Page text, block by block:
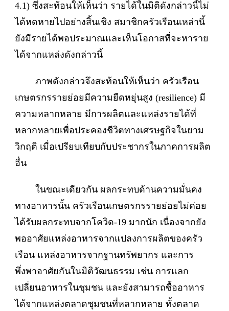
4.1) ซึ่งสะท้อนให้เห็นว่า รายได้ในมิติดังกล่าวนี้ไม่
ได้หดหายไปอย่างสิ้นเชิง สมาชิกครัวเรือนเหล่านี้
ยังมีรายได้พอประมาณและเห็นโอกาสที่จะหาราย
ได้จากแหล่งดังกล่าวนี้
ภาพดังกล่าวจึงสะท้อนให้เห็นว่า ครัวเรือน
เกษตรกรรายย่อยมีความยืดหยุ่นสูง (resilience) มี
ความหลากหลาย มีการผลิตและแหล่งรายได้ที่
หลากหลายเพื่อประคองชีวิตทางเศรษฐกิจในยาม
วิกฤติ เมื่อเปรียบเทียบกับประชากรในภาคการผลิต
อื่น
ในขณะเดียวกัน ผลกระทบด้านความมั่นคง
ทางอาหารนั้น ครัวเรือนเกษตรกรรายย่อยไม่ค่อย
ได้รับผลกระทบจากโควิด-19 มากนัก เนื่องจากยัง
พออาศัยแหล่งอาหารจากแปลงการผลิตของครัว
เรือน แหล่งอาหารจากฐานทรัพยากร และการ
พึ่งพาอาศัยกันในมิติวัฒนธรรม เช่น การแลก
เปลี่ยนอาหารในชุมชน และยังสามารถซื้ออาหาร
ได้จากแหล่งตลาดชุมชนที่หลากหลาย ทั้งตลาด